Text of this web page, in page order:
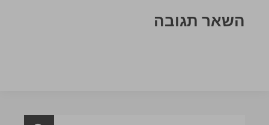
השאר תגובה